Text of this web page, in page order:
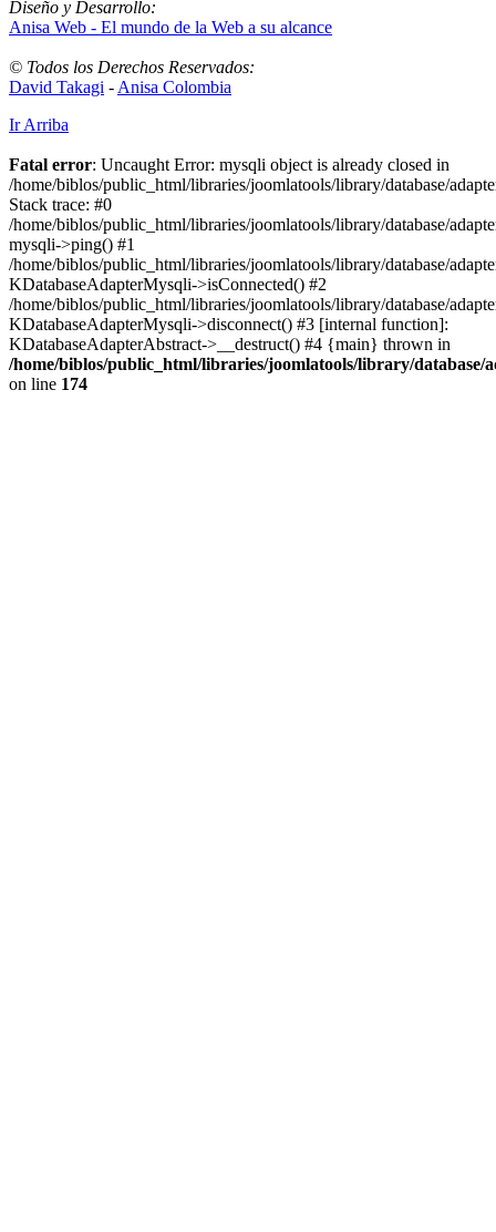
Diseño y Desarrollo:
Anisa Web - El mundo de la Web a su alcance
© Todos los Derechos Reservados:
David Takagi - Anisa Colombia
Ir Arriba
Fatal error: Uncaught Error: mysqli object is already closed in
/home/biblos/public_html/libraries/joomlatools/library/database/
Stack trace: #0
/home/biblos/public_html/libraries/joomlatools/library/database/
mysqli->ping() #1
/home/biblos/public_html/libraries/joomlatools/library/database/
KDatabaseAdapterMysqli->isConnected() #2
/home/biblos/public_html/libraries/joomlatools/library/database/
KDatabaseAdapterMysqli->disconnect() #3 [internal function]:
KDatabaseAdapterAbstract->__destruct() #4 {main} thrown in
/home/biblos/public_html/libraries/joomlatools/library/database/
on line 174